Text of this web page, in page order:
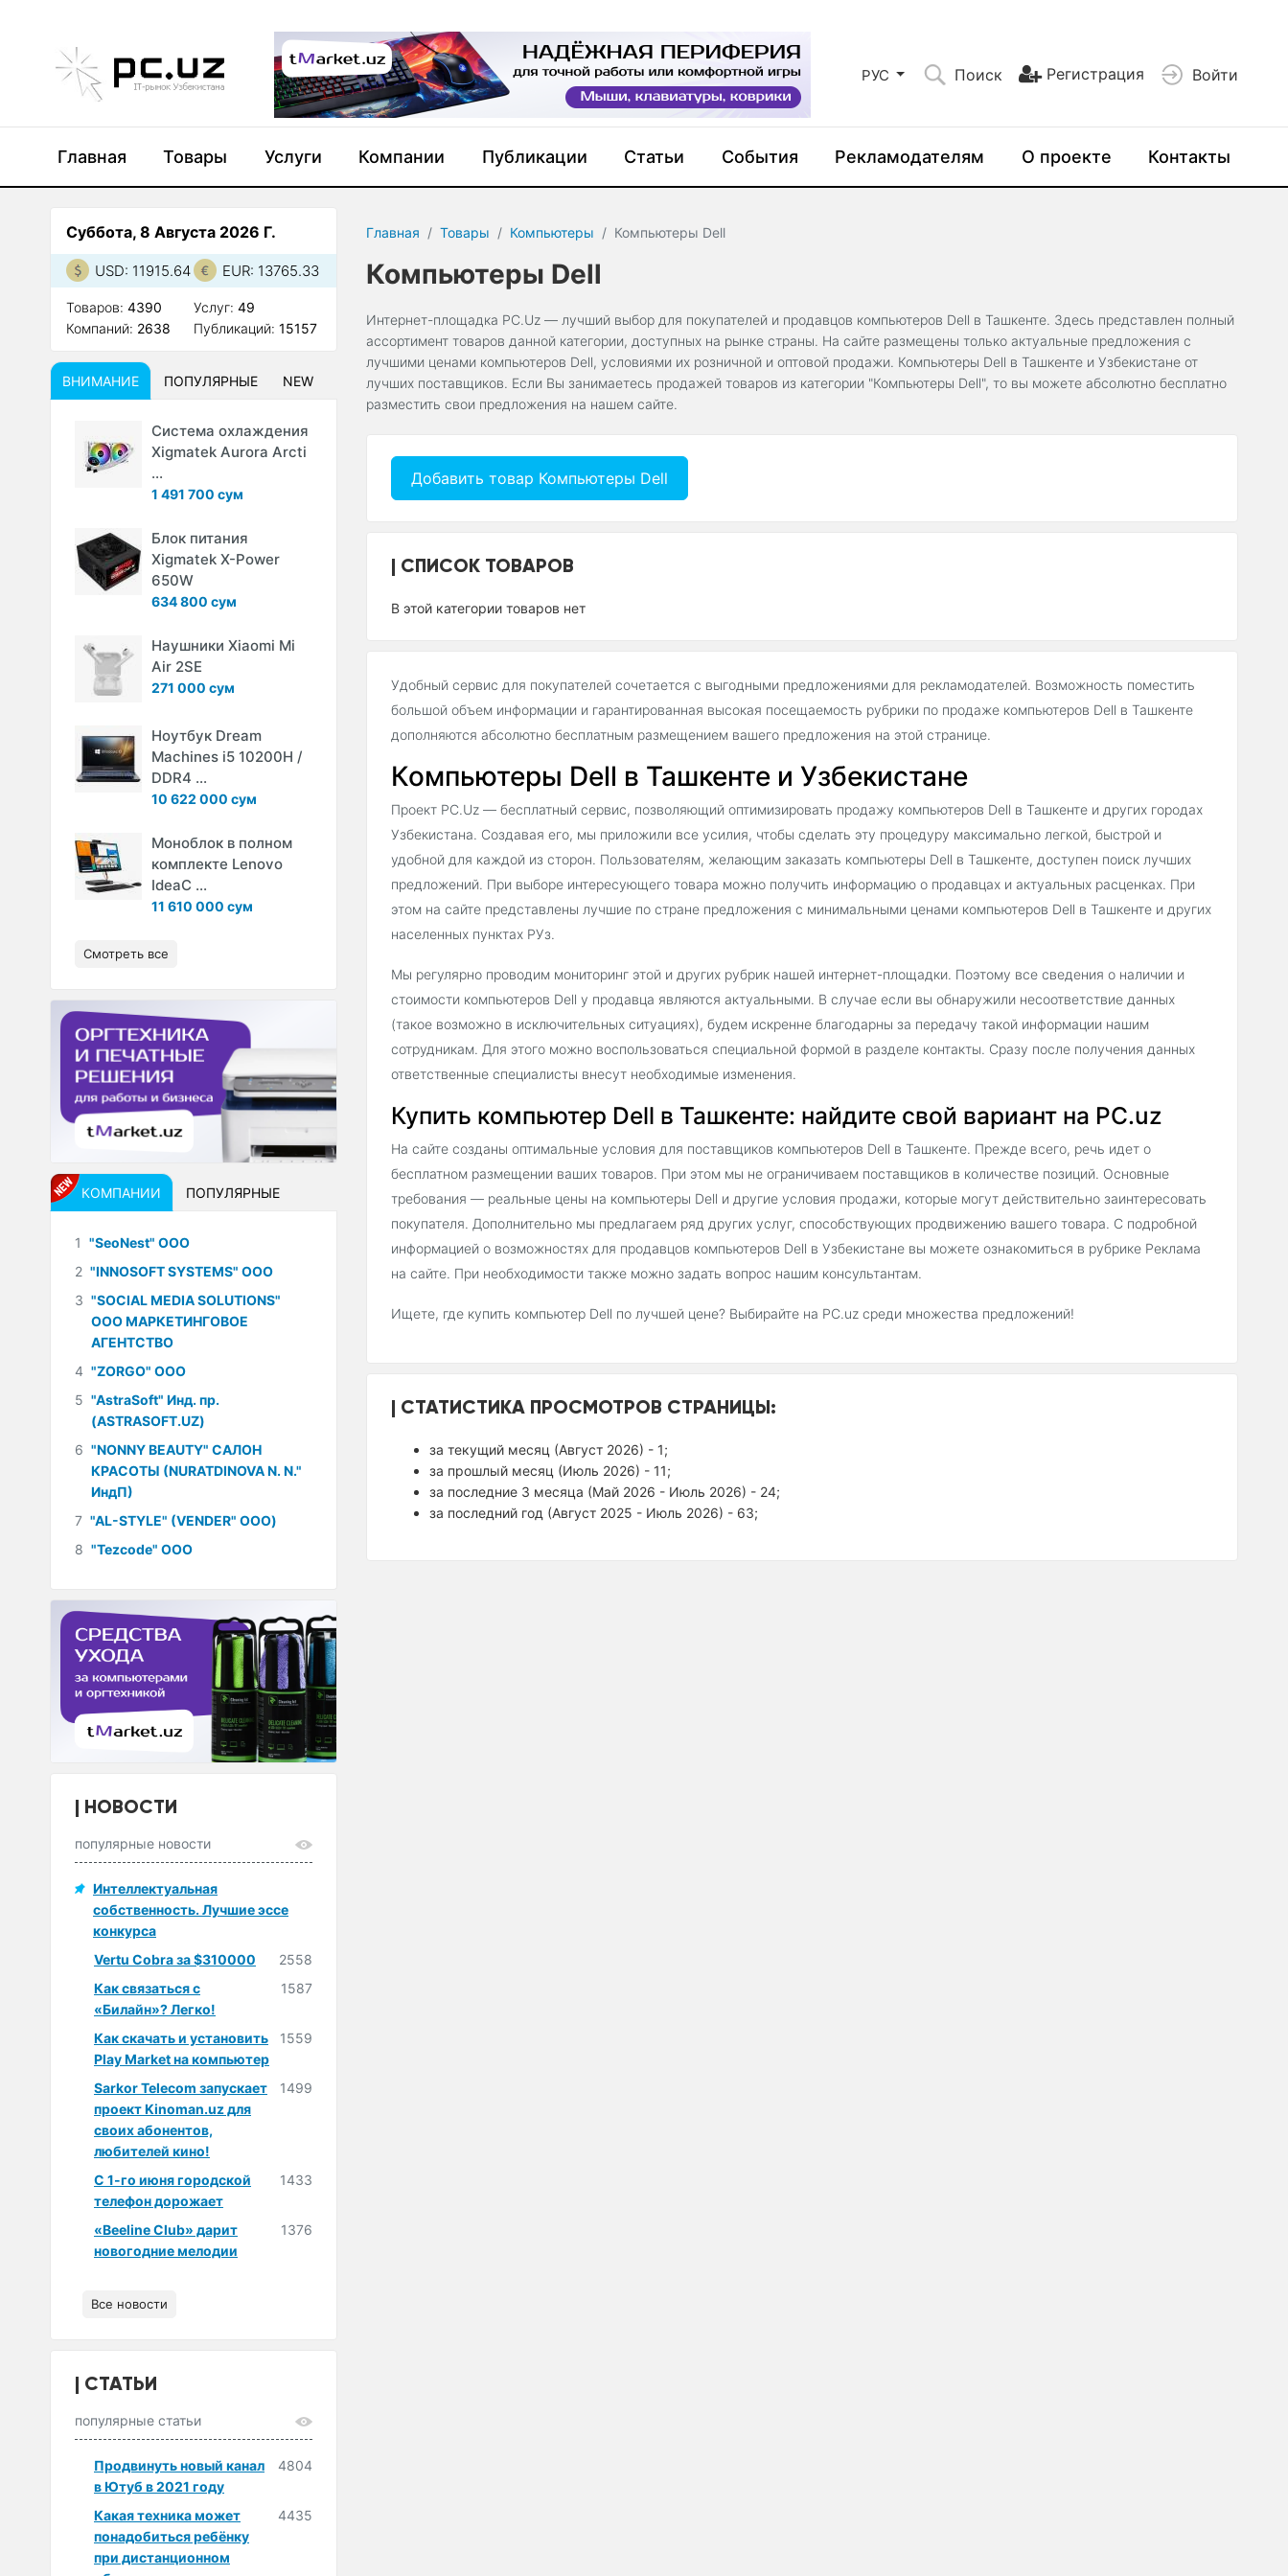
РУС Поиск Регистрация Войти
Главная Товары Услуги Компании Публикации Статьи События Рекламодателям О проекте Контакты
Главная Товары Компьютеры Компьютеры Dell
Компьютеры Dell
Интернет-площадка PC.Uz — лучший выбор для покупателей и продавцов компьютеров Dell в Ташкенте. Здесь представлен полный
ассортимент товаров данной категории, доступных на рынке страны. На сайте размещены только актуальные предложения с
лучшими ценами компьютеров Dell, условиями их розничной и оптовой продажи. Компьютеры Dell в Ташкенте и Узбекистане от
лучших поставщиков. Если Вы занимаетесь продажей товаров из категории "Компьютеры Dell", то вы можете абсолютно бесплатно
разместить свои предложения на нашем сайте.
Добавить товар Компьютеры Dell
СПИСОК ТОВАРОВ
В этой категории товаров нет
Удобный сервис для покупателей сочетается с выгодными предложениями для рекламодателей. Возможность поместить
большой объем информации и гарантированная высокая посещаемость рубрики по продаже компьютеров Dell в Ташкенте
дополняются абсолютно бесплатным размещением вашего предложения на этой странице.
Компьютеры Dell в Ташкенте и Узбекистане
Проект PC.Uz — бесплатный сервис, позволяющий оптимизировать продажу компьютеров Dell в Ташкенте и других городах
Узбекистана. Создавая его, мы приложили все усилия, чтобы сделать эту процедуру максимально легкой, быстрой и
удобной для каждой из сторон. Пользователям, желающим заказать компьютеры Dell в Ташкенте, доступен поиск лучших
предложений. При выборе интересующего товара можно получить информацию о продавцах и актуальных расценках. При
этом на сайте представлены лучшие по стране предложения с минимальными ценами компьютеров Dell в Ташкенте и других
населенных пунктах РУз.
Мы регулярно проводим мониторинг этой и других рубрик нашей интернет-площадки. Поэтому все сведения о наличии и
стоимости компьютеров Dell у продавца являются актуальными. В случае если вы обнаружили несоответствие данных
(такое возможно в исключительных ситуациях), будем искренне благодарны за передачу такой информации нашим
сотрудникам. Для этого можно воспользоваться специальной формой в разделе контакты. Сразу после получения данных
ответственные специалисты внесут необходимые изменения.
Купить компьютер Dell в Ташкенте: найдите свой вариант на PC.uz
На сайте созданы оптимальные условия для поставщиков компьютеров Dell в Ташкенте. Прежде всего, речь идет о
бесплатном размещении ваших товаров. При этом мы не ограничиваем поставщиков в количестве позиций. Основные
требования — реальные цены на компьютеры Dell и другие условия продажи, которые могут действительно заинтересовать
покупателя. Дополнительно мы предлагаем ряд других услуг, способствующих продвижению вашего товара. С подробной
информацией о возможностях для продавцов компьютеров Dell в Узбекистане вы можете ознакомиться в рубрике Реклама
на сайте. При необходимости также можно задать вопрос нашим консультантам.
Ищете, где купить компьютер Dell по лучшей цене? Выбирайте на PC.uz среди множества предложений!
СТАТИСТИКА ПРОСМОТРОВ СТРАНИЦЫ:
за текущий месяц (Август 2026) - 1;
за прошлый месяц (Июль 2026) - 11;
за последние 3 месяца (Май 2026 - Июль 2026) - 24;
за последний год (Август 2025 - Июль 2026) - 63;
Суббота, 8 Августа 2026 Г.
USD: 11915.64 EUR: 13765.33
Товаров: 4390
Компаний: 2638
Услуг:49
Публикаций:15157
ВНИМАНИЕ ПОПУЛЯРНЫЕ NEW
Система охлаждения
Xigmatek Aurora Arcti
...
1 491 700 сум
Блок питания
Xigmatek X-Power
650W
634 800 сум
Наушники Xiaomi Mi
Air 2SE
271 000 сум
Ноутбук Dream
Machines i5 10200H /
DDR4 ...
10 622 000 сум
Моноблок в полном
комплекте Lenovo
IdeaC ...
11 610 000 сум
Смотреть все
КОМПАНИИ ПОПУЛЯРНЫЕ
1 "SeoNest" ООО
2 "INNOSOFT SYSTEMS" ООО
3 "SOCIAL MEDIA SOLUTIONS"
ООО МАРКЕТИНГОВОЕ
АГЕНТСТВО
4 "ZORGO" ООО
5 "AstraSoft" Инд. пр.
(ASTRASOFT.UZ)
6 "NONNY BEAUTY" САЛОН
КРАСОТЫ (NURATDINOVA N. N."
ИндП)
7 "AL-STYLE" (VENDER" ООО)
8 "Tezcode" ООО
НОВОСТИ
популярные новости
Интеллектуальная
собственность. Лучшие эссе
конкурса
Vertu Cobra за $310000
2558
Как связаться с
«Билайн»? Легко!
1587
Как скачать и установить
Play Market на компьютер
1559
Sarkor Telecom запускает
проект Kinoman.uz для
своих абонентов,
любителей кино!
1499
С 1-го июня городской
телефон дорожает
1433
«Beeline Club» дарит
новогодние мелодии
1376
Все новости
СТАТЬИ
популярные статьи
Продвинуть новый канал
в Ютуб в 2021 году
4804
Какая техника может
понадобиться ребёнку
при дистанционном
4435